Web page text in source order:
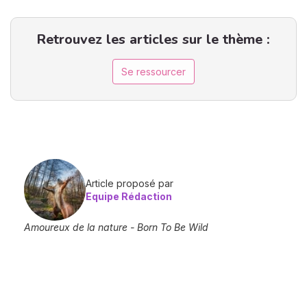
Retrouvez les articles sur le thème :
Se ressourcer
Article proposé par
Equipe Rédaction
Amoureux de la nature - Born To Be Wild